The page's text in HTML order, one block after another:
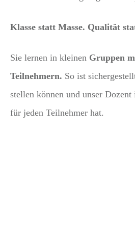
Klasse statt Masse. Qualität
Sie lernen in kleinen Gruppen
Teilnehmern. So ist
stellen können und unser
für jeden Teilnehmer hat.